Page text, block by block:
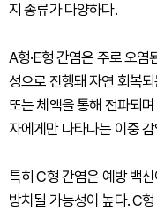
지 종류가 다양하다.
A형·E형 간염은 주로 오
성으로 진행돼 자연 회복
또는 체액을 통해 전파되
자에게만 나타나는 이중
특히 C형 간염은 예방 백
방치될 가능성이 높다. C